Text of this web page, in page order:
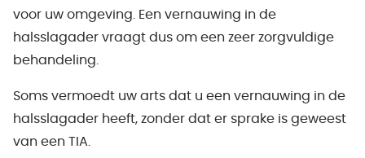
voor uw omgeving. Een vernauwing in de
halsslagader vraagt dus om een zeer zorgvuldige
behandeling.
Soms vermoedt uw arts dat u een vernauwing in de
halsslagader heeft, zonder dat er sprake is geweest
van een TIA.